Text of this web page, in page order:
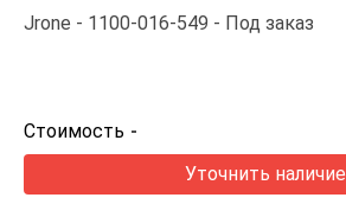
Jrone 1100-016-549 Под заказ
Стоимость -
Уточнить наличие